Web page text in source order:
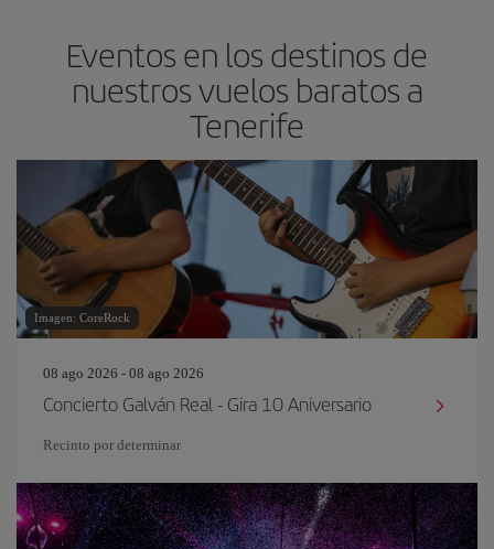
Eventos en los destinos de
nuestros vuelos baratos a
Tenerife
Imagen: CoreRock
08 ago 2026 - 08 ago 2026
Concierto Galván Real - Gira 10 Aniversario
Recinto por determinar